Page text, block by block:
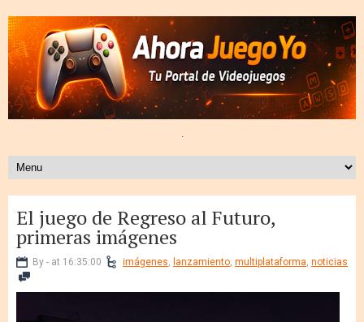
.
El juego de Regreso al Futuro,
primeras imágenes
By - at 16:35:00 imágenes, lanzamiento, multiplataforma, noticias